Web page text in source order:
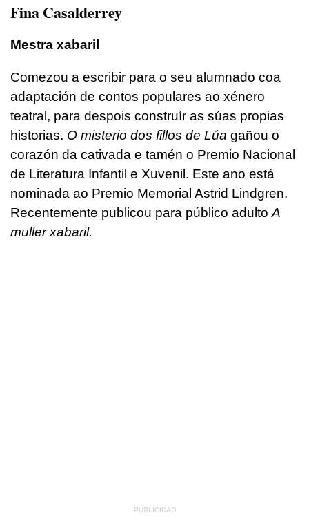
Fina Casalderrey
Mestra xabaril
Comezou a escribir para o seu alumnado coa
adaptación de contos populares ao xénero
teatral, para despois construír as súas propias
historias. O misterio dos fillos de Lúa gañou o
corazón da cativada e tamén o Premio Nacional
de Literatura Infantil e Xuvenil. Este ano está
nominada ao Premio Memorial Astrid Lindgren.
Recentemente publicou para público adulto A
muller xabaril.